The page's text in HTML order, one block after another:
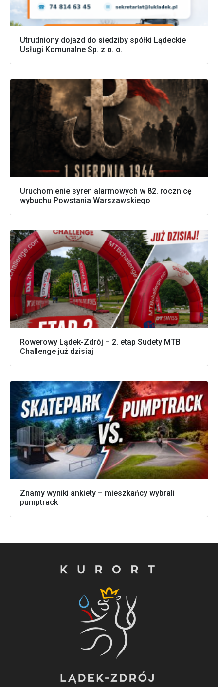
Utrudniony dojazd do siedziby spółki Lądeckie
Usługi Komunalne Sp. z o. o.
Uruchomienie syren alarmowych w 82. rocznicę
wybuchu Powstania Warszawskiego
Rowerowy Lądek-Zdrój – 2. etap Sudety MTB
Challenge już dzisiaj
Znamy wyniki ankiety – mieszkańcy wybrali
pumptrack